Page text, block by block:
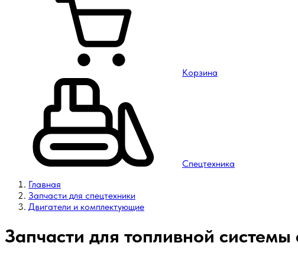
Корзина
Спецтехника
Главная
Запчасти для спецтехники
Двигатели и комплектующие
Запчасти для топливной